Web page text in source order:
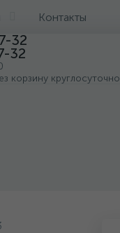
Контакты
32
32
корзину круглосуточно